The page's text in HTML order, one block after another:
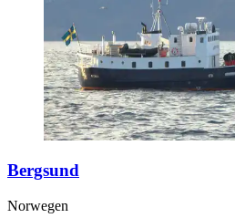
Bergsund
Norwegen